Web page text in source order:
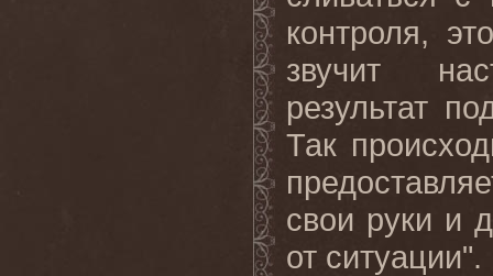
контроля,
звучит
результат
Так
свои руки и
от ситуации".